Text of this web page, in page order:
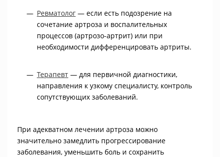
Ревматолог — если есть подозрение на
сочетание артроза и воспалительных
процессов (артрозо-артрит) или при
необходимости дифференцировать артриты.
Терапевт — для первичной диагностики,
направления к узкому специалисту, контроль
сопутствующих заболеваний.
При адекватном лечении артроза можно
значительно замедлить прогрессирование
заболевания, уменьшить боль и сохранить